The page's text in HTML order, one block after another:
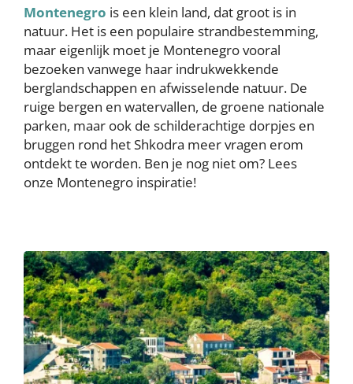
Montenegro is een klein land, dat groot is in
natuur. Het is een populaire strandbestemming,
maar eigenlijk moet je Montenegro vooral
bezoeken vanwege haar indrukwekkende
berglandschappen en afwisselende natuur. De
ruige bergen en watervallen, de groene nationale
parken, maar ook de schilderachtige dorpjes en
bruggen rond het Shkodra meer vragen erom
ontdekt te worden. Ben je nog niet om? Lees
onze Montenegro inspiratie!
Image
Image